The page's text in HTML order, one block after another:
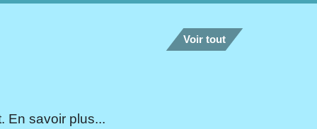
Voir tout
En savoir plus...